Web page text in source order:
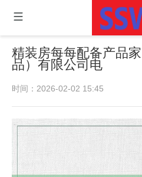
精装房每每配备产品
品）有限公司电
时间：2026-02-02 15:45